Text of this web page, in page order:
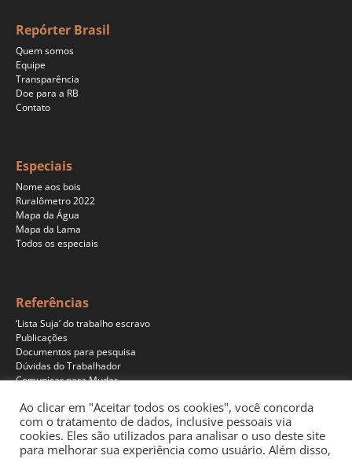
Repórter Brasil
Quem somos
Equipe
Transparência
Doe para a RB
Contato
Especiais
Nome aos bois
Ruralômetro 2022
Mapa da Água
Mapa da Lama
Todos os especiais
Referências
‘Lista Suja’ do trabalho escravo
Publicações
Documentos para pesquisa
Dúvidas do Trabalhador
Comunicar para Mudar
Programas
Ao clicar em "Aceitar todos os cookies", você concorda
com o tratamento de dados, inclusive pessoais via
cookies. Eles são utilizados para analisar o uso deste site
para melhorar sua experiência como usuário. Além disso,